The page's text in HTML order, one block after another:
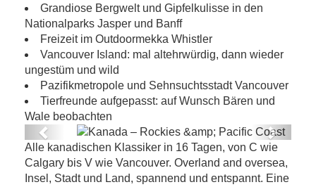
Grandiose Bergwelt und Gipfelkulisse in den
Nationalparks Jasper und Banff
Freizeit im Outdoormekka Whistler
Vancouver Island: mal altehrwürdig, dann wieder
ungestüm und wild
Pazifikmetropole und Sehnsuchtsstadt Vancouver
Tierfreunde aufgepasst: auf Wunsch Bären und
Wale beobachten
Kanada – Rockies & Pacific Coast
Previous Next
Alle kanadischen Klassiker in 16 Tagen, von C wie
Calgary bis V wie Vancouver. Overland and oversea,
Insel, Stadt und Land, spannend und entspannt. Eine